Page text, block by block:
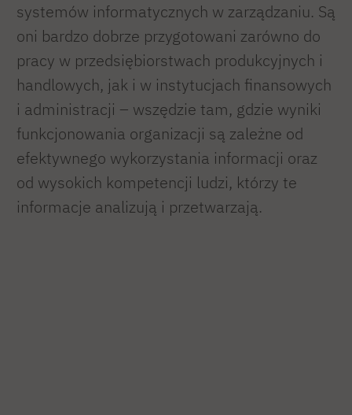
systemów informatycznych w zarządzaniu. Są
oni bardzo dobrze przygotowani zarówno do
pracy w przedsiębiorstwach produkcyjnych i
handlowych, jak i w instytucjach finansowych
i administracji – wszędzie tam, gdzie wyniki
funkcjonowania organizacji są zależne od
efektywnego wykorzystania informacji oraz
od wysokich kompetencji ludzi, którzy te
informacje analizują i przetwarzają.